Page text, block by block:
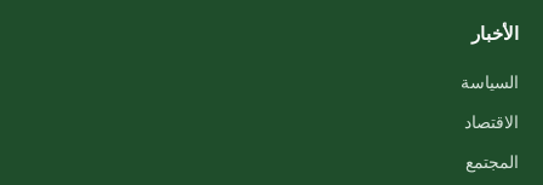
الأخبار
السياسة
الاقتصاد
المجتمع